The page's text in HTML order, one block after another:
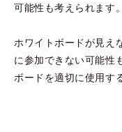
可能性も考えられます。
ホワイトボードが見え
に参加できない可能性
ボードを適切に使用す